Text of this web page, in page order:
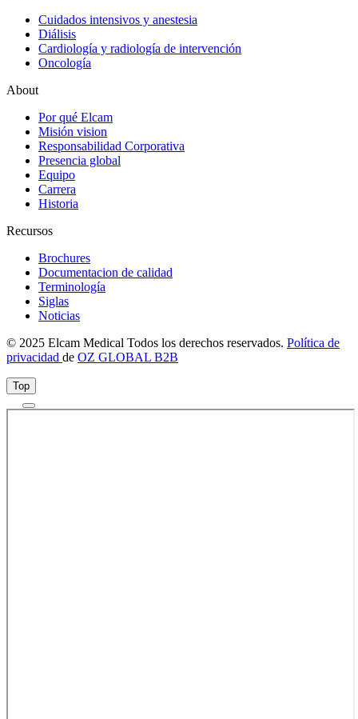
Cuidados intensivos y anestesia
Diálisis
Cardiología y radiología de intervención
Oncología
About
Por qué Elcam
Misión vision
Responsabilidad Corporativa
Presencia global
Equipo
Carrera
Historia
Recursos
Brochures
Documentacion de calidad
Terminología
Siglas
Noticias
© 2025 Elcam Medical Todos los derechos reservados. Política de
privacidad de OZ GLOBAL B2B
Top